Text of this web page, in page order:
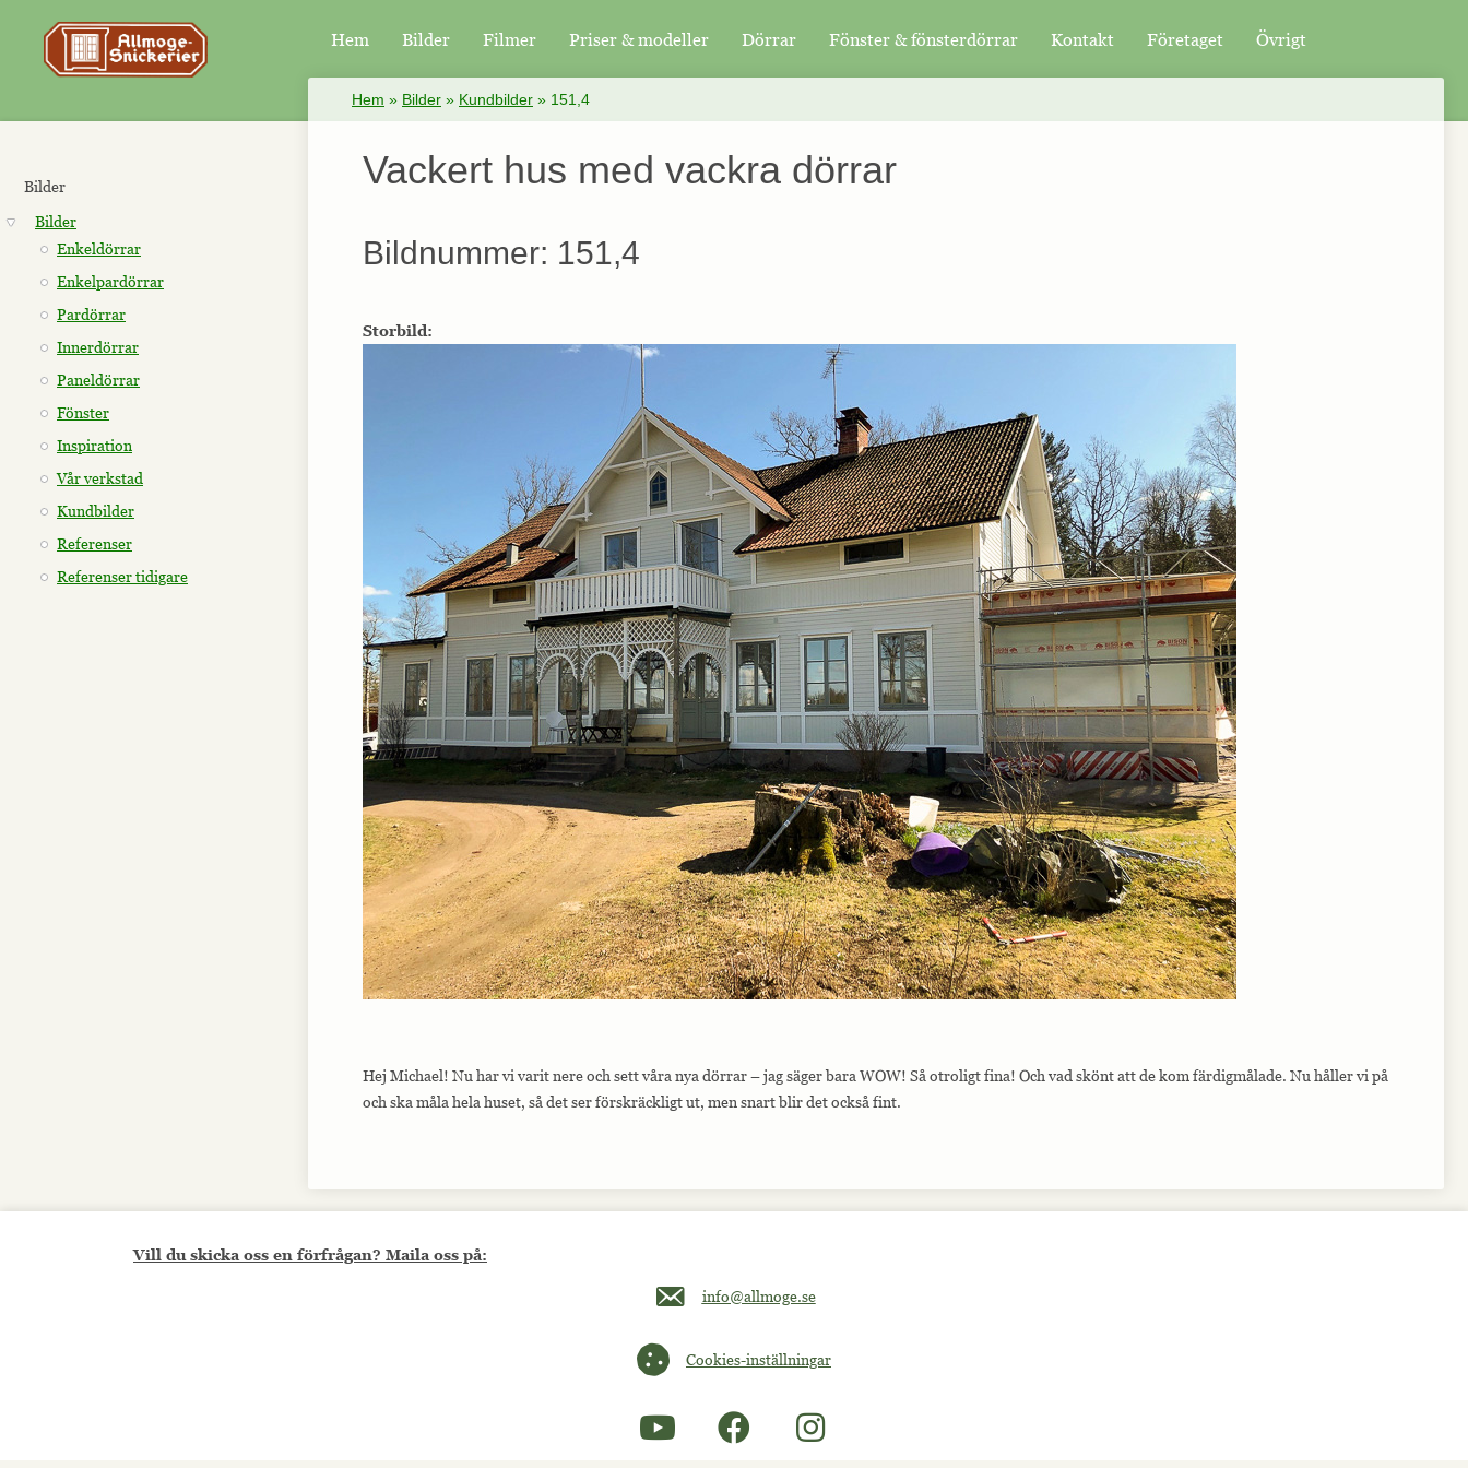
Hem Bilder Filmer Priser & modeller Dörrar Fönster & fönsterdörrar Kontakt Företaget Övrigt
Bilder
Bilder
Enkeldörrar
Enkelpardörrar
Pardörrar
Innerdörrar
Paneldörrar
Fönster
Inspiration
Vår verkstad
Kundbilder
Referenser
Referenser tidigare
Hem » Bilder » Kundbilder » 151,4
Vackert hus med vackra dörrar
Bildnummer: 151,4
Storbild:
Hej Michael! Nu har vi varit nere och sett våra nya dörrar – jag säger bara WOW! Så otroligt fina! Och vad skönt att de kom färdigmålade. Nu håller vi på
och ska måla hela huset, så det ser förskräckligt ut, men snart blir det också fint.
Vill du skicka oss en förfrågan? Maila oss på:
Maila oss på info@allmoge.se
info@allmoge.se
Cookies-inställningar
Cookies-inställningar